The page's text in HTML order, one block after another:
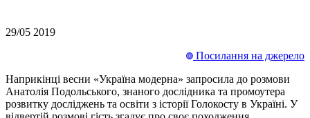
29/05 2019
Посилання на джерело
Наприкінці весни «Україна модерна» запросила до розмови
Анатолія Подольського, знаного дослідника та промоутера
розвитку досліджень та освіти з історії Голокосту в Україні. У